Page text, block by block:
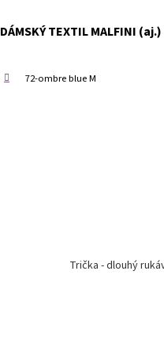
DÁMSKÝ TEXTIL MALFINI (aj.)
72-ombre blue M
Trička - dlouhý
Co